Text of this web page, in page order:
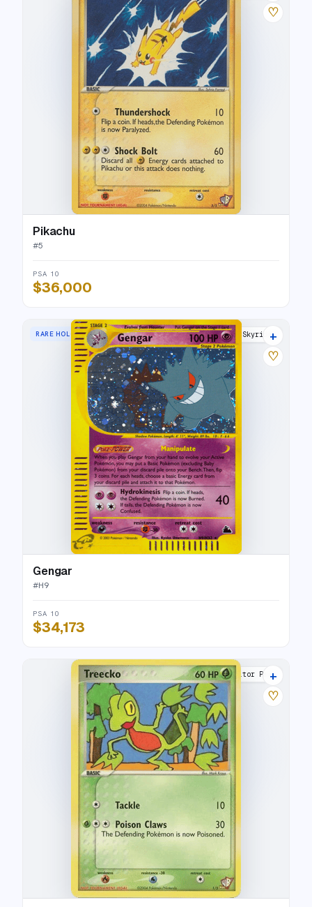
♡
Pikachu
#5
PSA 10
$36,000
RARE HOLO Skyridge
+
♡
Gengar
#H9
PSA 10
$34,173
Poké Card Creator Pack
+
♡